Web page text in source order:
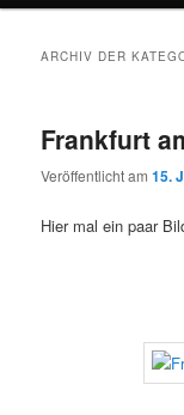
ARCHIV DER
Frankfurt
Veröffentlicht am15.
Hier mal ein paar